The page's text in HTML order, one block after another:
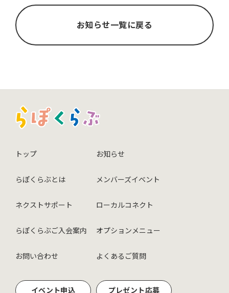
お知らせ一覧に戻る
トップ
らぽくらぶとは
ネクストサポート
らぽくらぶご入会案内
お問い合わせ
お知らせ
メンバーズイベント
ローカルコネクト
オプションメニュー
よくあるご質問
イベント申込 プレゼント応募